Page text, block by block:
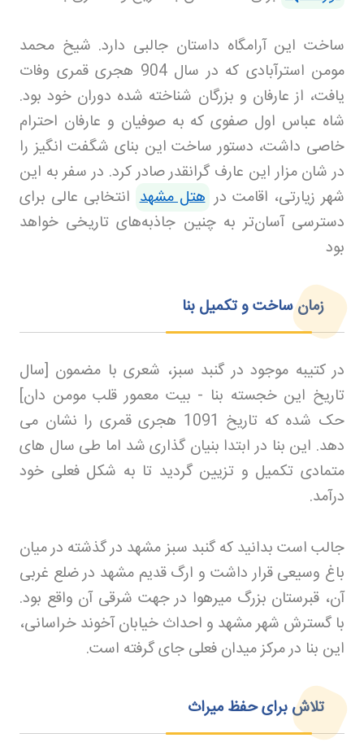
ساخت این آرامگاه داستان جالبی دارد. شیخ محمد
مومن استرآبادی که در سال 904 هجری قمری وفات
یافت، از عارفان و بزرگان شناخته شده دوران خود بود.
شاه عباس اول صفوی که به صوفیان و عارفان احترام
خاصی داشت، دستور ساخت این بنای شگفت انگیز را
در شان مزار این عارف گرانقدر صادر کرد. در سفر به این
شهر زیارتی، اقامت در هتل مشهد انتخابی عالی برای
دسترسی آسان‌تر به چنین جاذبه‌های تاریخی خواهد
بود
زمان ساخت و تکمیل بنا
در کتیبه موجود در گنبد سبز، شعری با مضمون [سال
تاریخ این خجسته بنا - بیت معمور قلب مومن دان]
حک شده که تاریخ 1091 هجری قمری را نشان می
دهد. این بنا در ابتدا بنیان گذاری شد اما طی سال های
متمادی تکمیل و تزیین گردید تا به شکل فعلی خود
درآمد.
جالب است بدانید که گنبد سبز مشهد در گذشته در میان
باغ وسیعی قرار داشت و ارگ قدیم مشهد در ضلع غربی
آن، قبرستان بزرگ میرهوا در جهت شرقی آن واقع بود.
با گسترش شهر مشهد و احداث خیابان آخوند خراسانی،
این بنا در مرکز میدان فعلی جای گرفته است.
تلاش برای حفظ میراث